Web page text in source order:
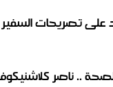
على تصريحات السفير
.. ناصر